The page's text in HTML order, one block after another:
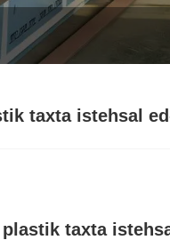
taxta istehsal
taxta